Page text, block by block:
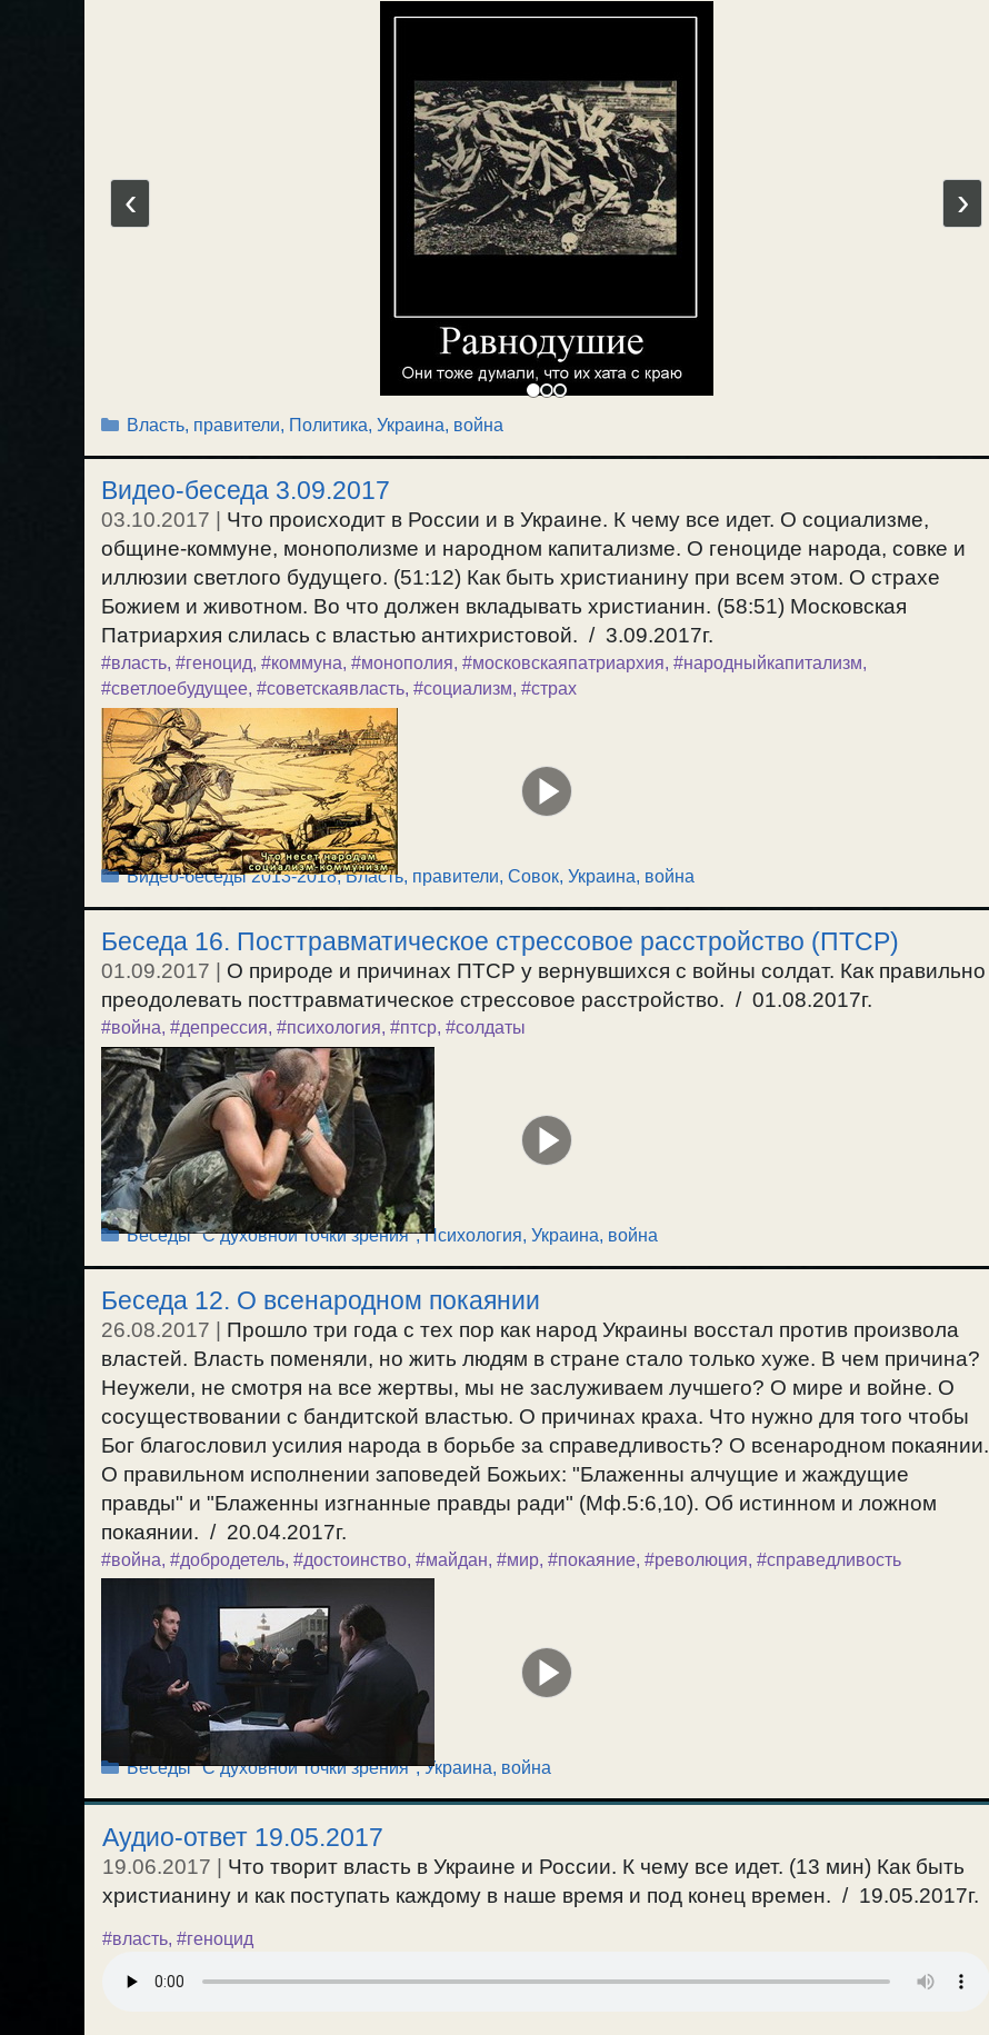
‹ ›
Рубрики
Власть, правители, Политика, Украина, война
Видео-беседа 3.09.2017
03.10.2017
Что происходит в России и в Украине. К чему все идет. О социализме,
общине-коммуне, монополизме и народном капитализме. О геноциде народа, совке и
иллюзии светлого будущего. (51:12) Как быть христианину при всем этом. О страхе
Божием и животном. Во что должен вкладывать христианин. (58:51) Московская
Патриархия слилась с властью антихристовой. / 3.09.2017г.
#власть, #геноцид, #коммуна, #монополия, #московскаяпатриархия, #народныйкапитализм,
#светлоебудущее, #советскаявласть, #социализм, #страх
Рубрики
Видео-беседы 2013-2018,Власть, правители, Совок, Украина, война
Беседа 16. Посттравматическое стрессовое расстройство (ПТСР)
01.09.2017 | О природе и причинах ПТСР у вернувшихся с войны солдат. Как правильно
преодолевать посттравматическое стрессовое расстройство. / 01.08.2017г.
#война, #депрессия, #психология, #птср, #солдаты
Рубрики
Беседы "С духовной точки зрения",Психология, Украина, война
Беседа 12. О всенародном покаянии
26.08.2017 | Прошло три года с тех пор как народ Украины восстал против произвола
властей. Власть поменяли, но жить людям в стране стало только хуже. В чем причина?
Неужели, не смотря на все жертвы, мы не заслуживаем лучшего? О мире и войне. О
сосуществовании с бандитской властью. О причинах краха. Что нужно для того чтобы
Бог благословил усилия народа в борьбе за справедливость? О всенародном покаянии.
О правильном исполнении заповедей Божьих: "Блаженны алчущие и жаждущие
правды" и "Блаженны изгнанные правды ради" (Мф.5:6,10). Об истинном и ложном
покаянии. / 20.04.2017г.
#война, #добродетель, #достоинство, #майдан, #мир, #покаяние, #революция, #справедливость
Рубрики
Беседы "С духовной точки зрения",Украина, война
Аудио-ответ 19.05.2017
19.06.2017
Что творит власть в Украине и России. К чему все идет. (13 мин) Как быть
христианину и как поступать каждому в наше время и под конец времен. / 19.05.2017г.
#власть, #геноцид